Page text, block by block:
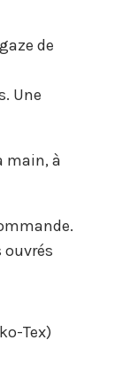
de
Une
main, à
ouvrés
Tex)